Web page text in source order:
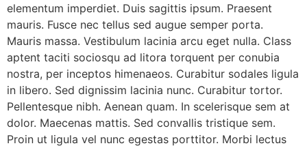
elementum imperdiet. Duis sagittis ipsum. Praesent
mauris. Fusce nec tellus sed augue semper porta.
Mauris massa. Vestibulum lacinia arcu eget nulla. Class
aptent taciti sociosqu ad litora torquent per conubia
nostra, per inceptos himenaeos. Curabitur sodales ligula
in libero. Sed dignissim lacinia nunc. Curabitur tortor.
Pellentesque nibh. Aenean quam. In scelerisque sem at
dolor. Maecenas mattis. Sed convallis tristique sem.
Proin ut ligula vel nunc egestas porttitor. Morbi lectus